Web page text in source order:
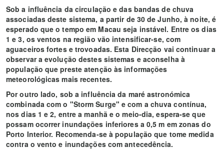
Sob a influência da circulação e das bandas de chuva
associadas deste sistema, a partir de 30 de Junho, à noite, é
esperado que o tempo em Macau seja instável. Entre os dias
1 e 3, os ventos na região vão intensificar-se, com
aguaceiros fortes e trovoadas. Esta Direcção vai continuar a
observar a evolução destes sistemas e aconselha à
população que preste atenção às informações
meteorológicas mais recentes.
Por outro lado, sob a influência da maré astronómica
combinada com o "Storm Surge" e com a chuva contínua,
nos dias 1 e 2, entre a manhã e o meio-dia, espera-se que
possam ocorrer inundações inferiores a 0,5 m em zonas do
Porto Interior. Recomenda-se à população que tome medida
contra o vento e inundações com antecedência.